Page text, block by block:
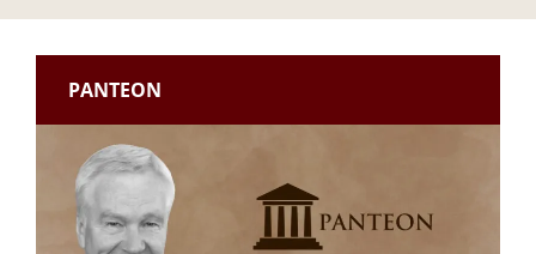
PANTEON